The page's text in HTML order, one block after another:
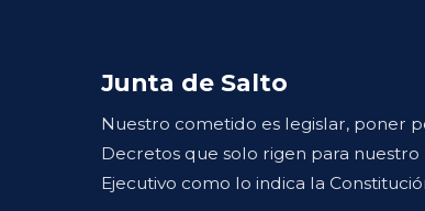
Junta de Salto
Nuestro cometido es legislar, poner
Decretos que solo rigen para
Ejecutivo como lo indica la